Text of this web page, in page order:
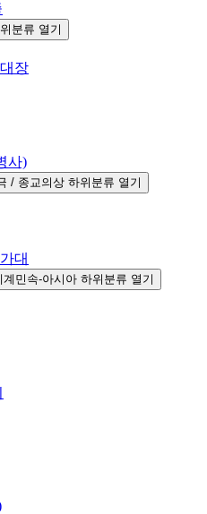
분류 열기
장
사)
/ 종교의상 하위분류 열기
대
계민속-아시아 하위분류 열기